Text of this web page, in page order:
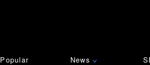
Popular News ∨